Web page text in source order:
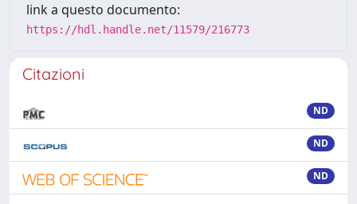
link a questo documento:
https://hdl.handle.net/11579/216773
Citazioni
ND
ND
ND